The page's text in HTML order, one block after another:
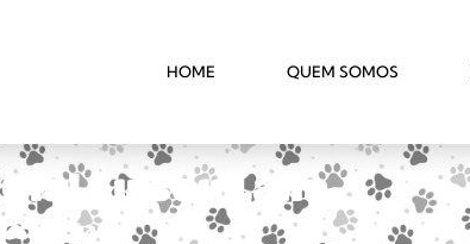
HOME QUEM SOMOS
Olá! Eu sou Laila
Adotado